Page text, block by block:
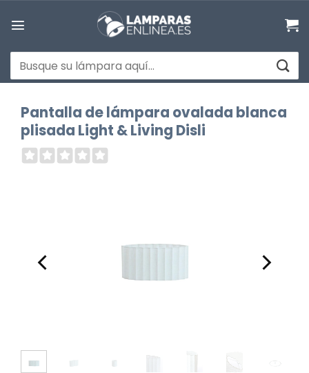
Buscar
por:
Pantalla de lámpara ovalada blanca
plisada Light & Living Disli